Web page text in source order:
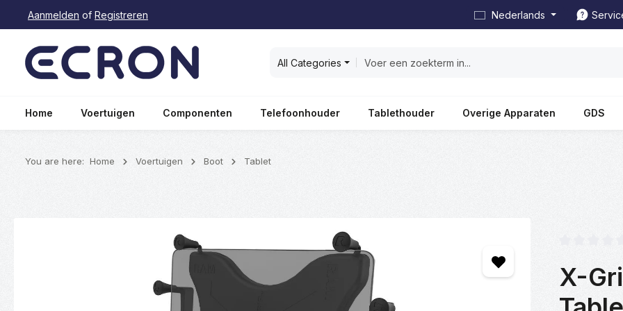
Ga naar de hoofdnavigatie
Aanmelden of Registreren Nederlands
All Categories
Home Voertuigen Componenten Telefoonhouder Tablethouder Overige Apparaten GDS
You are here: Home Voertuigen Boot Tablet
X-